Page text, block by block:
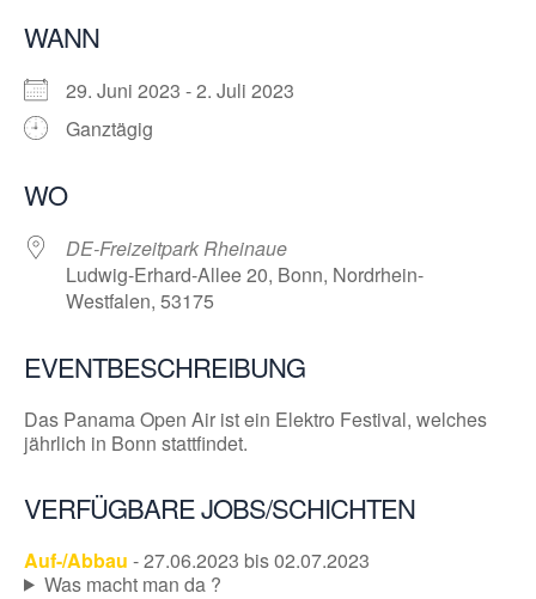
WANN
29. Juni 2023 - 2. Juli 2023
Ganztägig
WO
DE-Freizeitpark Rheinaue
Ludwig-Erhard-Allee 20, Bonn, Nordrhein-
Westfalen, 53175
EVENTBESCHREIBUNG
Das Panama Open Air ist ein Elektro Festival, welches
jährlich in Bonn stattfindet.
VERFÜGBARE JOBS/SCHICHTEN
Auf-/Abbau - 27.06.2023 bis 02.07.2023
Was macht man da ?